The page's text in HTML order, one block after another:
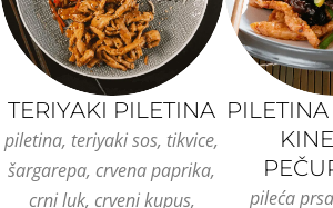
TERIYAKI PILETINA
piletina, teriyaki sos, tikvice,
šargarepa, crvena paprika,
crni luk, crveni kupus,
pileća